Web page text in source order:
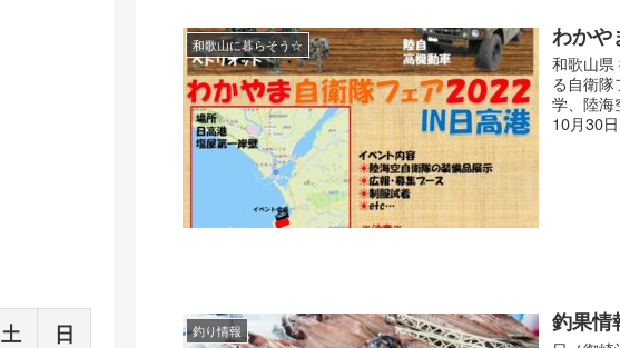
和歌山に暮らそう☆ わかや
和歌山県
る自衛
学、陸
10月30
釣り情報 釣果情
土
日